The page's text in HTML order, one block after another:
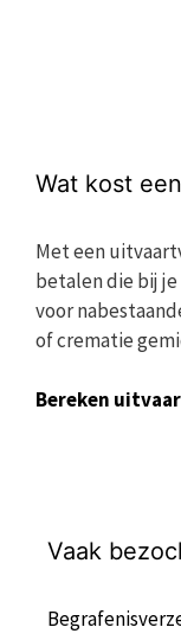
Wat kost
Met een
betalen die bij je
voor
of crematie
Bereken
Vaak